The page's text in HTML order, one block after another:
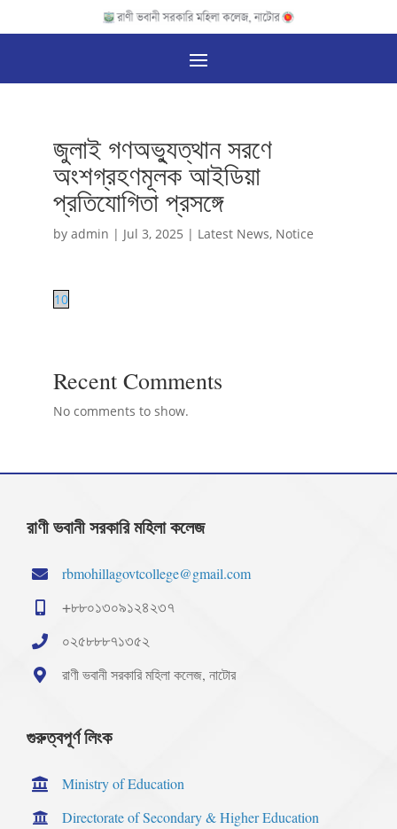
জুলাই গণঅভ্যুত্থান সরণে
অংশগ্রহণমূলক আইডিয়া
প্রতিযোগিতা প্রসঙ্গে
by admin | Jul 3, 2025 | Latest News, Notice
10
Recent Comments
No comments to show.
রাণী ভবানী সরকারি মহিলা কলেজ
rbmohillagovtcollege@gmail.com
+৮৮০১৩০৯১২৪২৩৭
০২৫৮৮৮৭১৩৫২
রাণী ভবানী সরকারি মহিলা কলেজ, নাটোর
গুরুত্বপূর্ণ লিংক
Ministry of Education
Directorate of Secondary & Higher Education